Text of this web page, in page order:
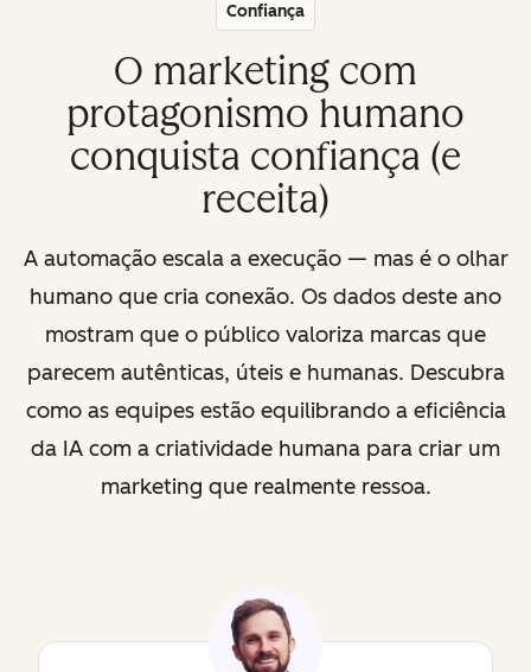
Confiança
O marketing com
protagonismo humano
conquista confiança (e
receita)
A automação escala a execução — mas é o olhar
humano que cria conexão. Os dados deste ano
mostram que o público valoriza marcas que
parecem autênticas, úteis e humanas. Descubra
como as equipes estão equilibrando a eficiência
da IA com a criatividade humana para criar um
marketing que realmente ressoa.